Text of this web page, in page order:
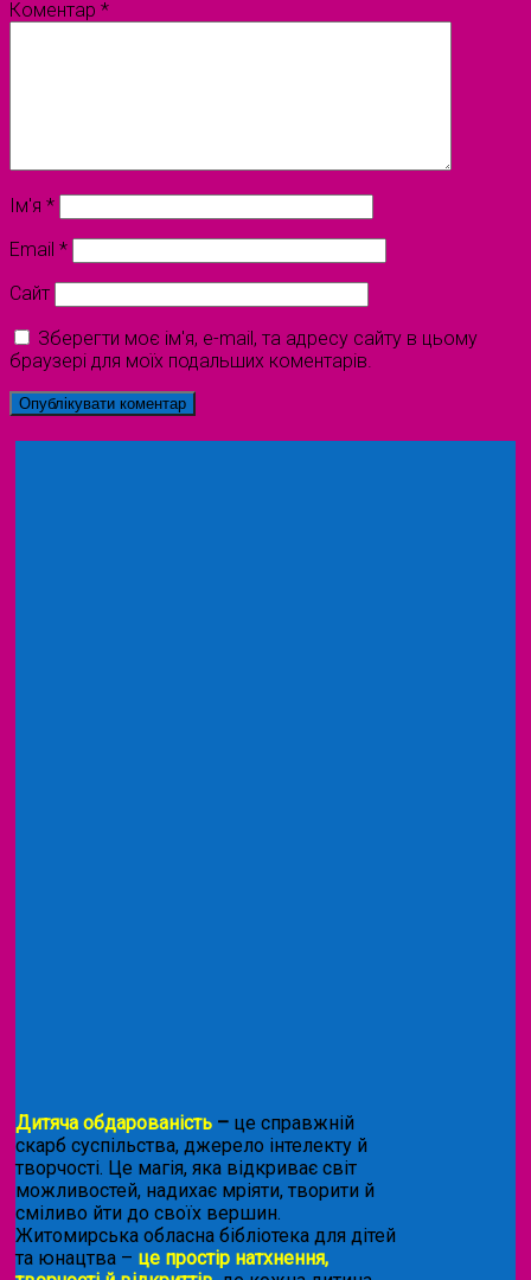
Коментар *
Ім'я *
Email *
Сайт
Зберегти моє ім'я, e-mail, та адресу сайту в цьому
браузері для моїх подальших коментарів.
Дитяча обдарованість – це справжній
скарб суспільства, джерело інтелекту й
творчості. Це магія, яка відкриває світ
можливостей, надихає мріяти, творити й
сміливо йти до своїх вершин.
Житомирська обласна бібліотека для дітей
та юнацтва – це простір натхнення,